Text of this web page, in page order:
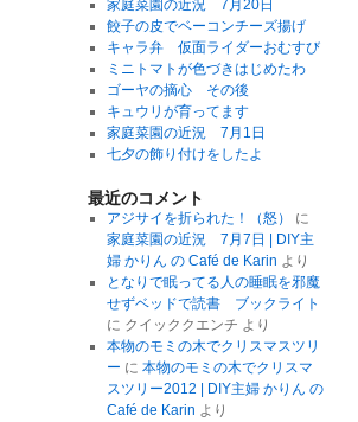
家庭菜園の近況 7月20日
餃子の皮でベーコンチーズ揚げ
キャラ弁 仮面ライダーおむすび
ミニトマトが色づきはじめたわ
ゴーヤの摘心 その後
キュウリが育ってます
家庭菜園の近況 7月1日
七夕の飾り付けをしたよ
最近のコメント
アジサイを折られた！（怒）
に
家庭菜園の近況 7月7日 | DIY主
婦 かりん の Café de Karin より
となりで眠ってる人の睡眠を邪魔
せずベッドで読書 ブックライト
に クイッククエンチ より
本物のモミの木でクリスマスツリ
ー に 本物のモミの木でクリスマ
スツリー2012 | DIY主婦 かりん の
Café de Karin より